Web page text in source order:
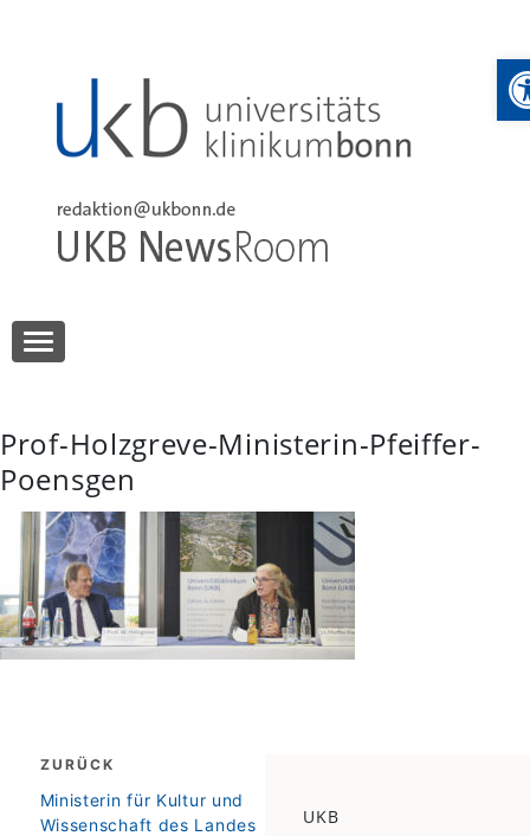
UKB NewsRoom
Prof-Holzgreve-Ministerin-Pfeiffer-
Poensgen
Beitragsnavigation
ZURÜCK
zurück
Ministerin für Kultur und
Wissenschaft des Landes
UKB